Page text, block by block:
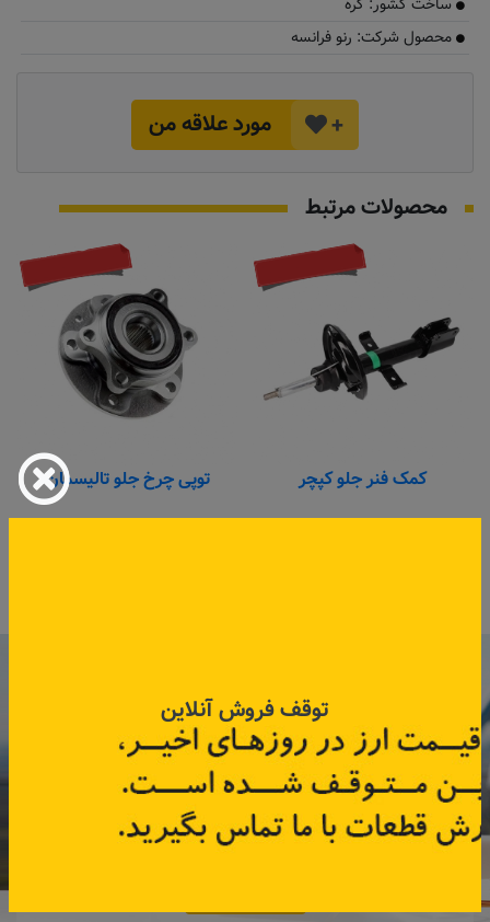
محصول شرکت: رنو فرانسه
+ مورد علاقه من
محصولات مرتبط
تماس بگیرید
کمک فنر جلو کپچر
تماس بگیرید
توپی چرخ جلو تالیسمان
همین حالا ۱۵ هزار تومان کد‌تخفیف خرید
آنلاین
دریافت کنید.
توقف فروش آنلاین